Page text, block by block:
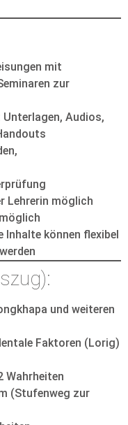
mit
zur
Audios,
Lehrerin möglich
können flexibel
und weiteren
Faktoren (Lorig)
Wahrheiten
(Stufenweg zur